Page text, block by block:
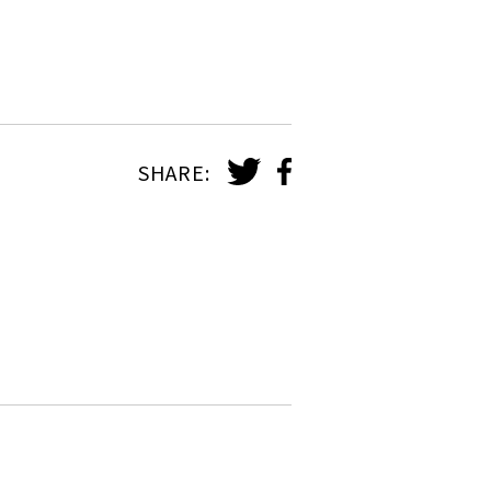
SHARE: